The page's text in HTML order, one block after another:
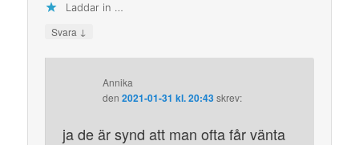
Laddar in …
Svara ↓
Annika
den2021-01-31 kl. 20:43skrev:
ja de är synd att man ofta får vänta